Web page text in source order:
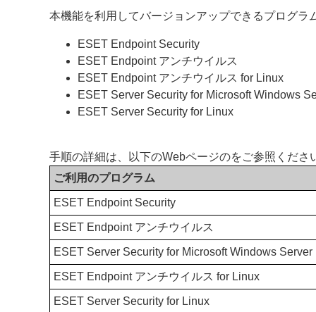
本機能を利用してバージョンアップできるプログラ
ESET Endpoint Security
ESET Endpoint アンチウイルス
ESET Endpoint アンチウイルス for Linux
ESET Server Security for Microsoft Windows
ESET Server Security for Linux
手順の詳細は、以下のWebページのをご参照くださ
ご利用のプログラム
ESET Endpoint Security
ESET Endpoint アンチウイルス
ESET Server Security for Microsoft Windows Server
ESET Endpoint アンチウイルス for Linux
ESET Server Security for Linux